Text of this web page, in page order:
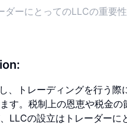
ダーにとってのLLCの重要
、トレーディングを行う際
す。税制上の恩恵や税金の
LLCの設立はトレーダーに